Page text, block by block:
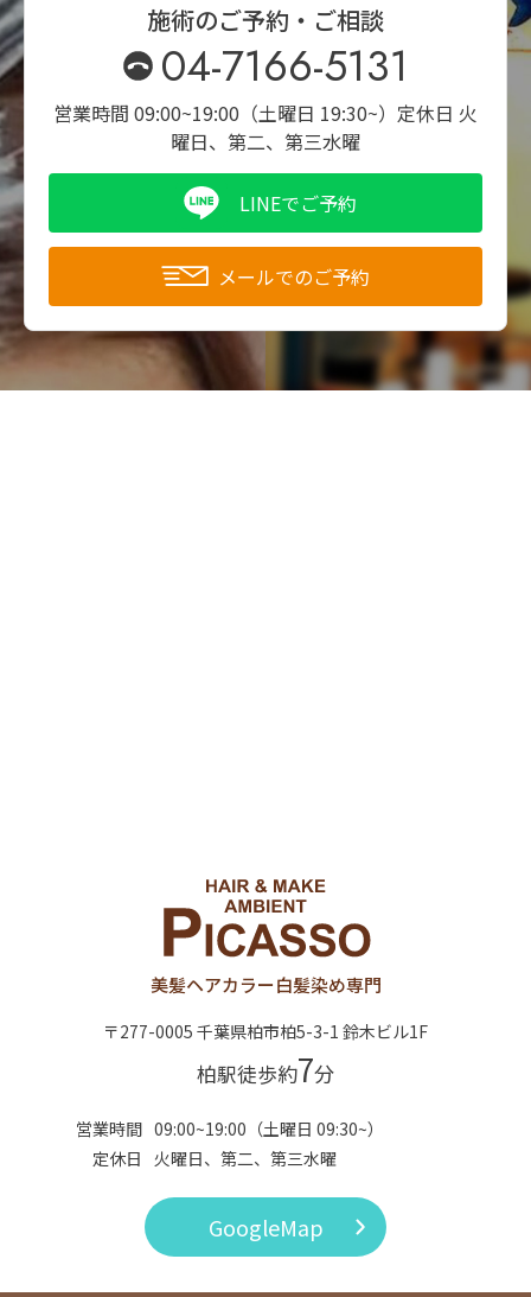
施術のご予約・ご相談
04-7166-5131
営業時間 09:00~19:00（土曜日 19:30~） 定休日 火
曜日、第二、第三水曜
LINEでご予約
メールでのご予約
美髪ヘアカラー白髪染め専門
〒277-0005 千葉県柏市柏5-3-1 鈴木ビル1F
柏駅徒歩約7分
営業時間 09:00~19:00（土曜日 09:30~）
定休日
火曜日、第二、第三水曜
GoogleMap